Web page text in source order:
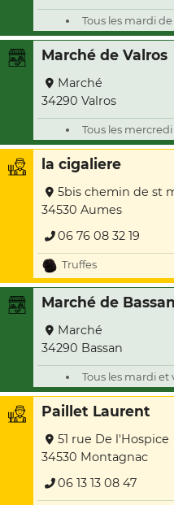
Tous les mardi de
Marché de Valros
Marché
34290 Valros
Tous les
la cigaliere
5bis chemin de st
34530 Aumes
06 76 08 32 19
Truffes
Marché de Bassan
Marché
34290 Bassan
Tous les mardi et
Paillet Laurent
51 rue De l'Hospice
34530 Montagnac
06 13 13 08 47